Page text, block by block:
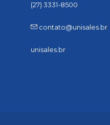
(27) 3331-8500
contato@unisales.br
unisales.br